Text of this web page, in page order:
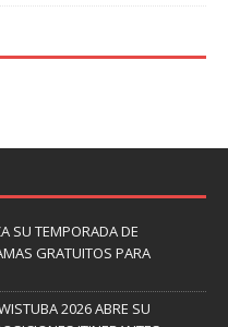
SU TEMPORADA DE
GRATUITOS PARA
2026 ABRE SU